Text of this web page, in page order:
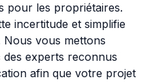
pour les propriétaires.
incertitude et simplifie
Nous vous mettons
experts reconnus
afin que votre projet